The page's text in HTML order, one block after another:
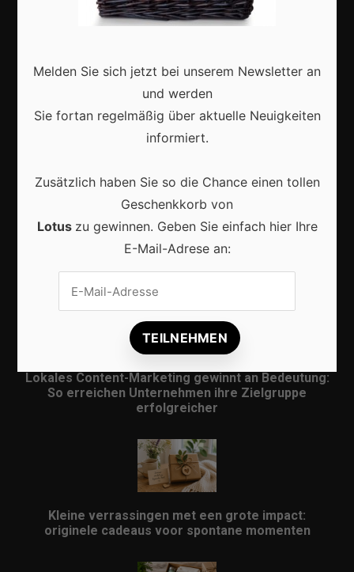
Lokale Suchmaschinenoptimierung bleibt der
Schlüssel für mehr regionale Kunden
Lokales Content-Marketing gewinnt an Bedeutung:
So erreichen Unternehmen ihre Zielgruppe
erfolgreicher
Kleine verrassingen met een grote impact:
originele cadeaus voor spontane momenten
Melden Sie sich jetzt bei unserem Newsletter an
und werden
Sie fortan regelmäßig über aktuelle Neuigkeiten
informiert.
Zusätzlich haben Sie so die Chance einen tollen
Geschenkkorb von
Lotus zu gewinnen. Geben Sie einfach hier Ihre
E-Mail-Adrese an: